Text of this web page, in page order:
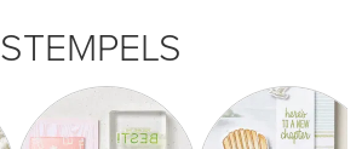
STEMPELS